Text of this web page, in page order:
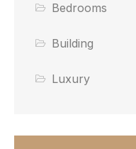
Bedrooms
Building
Luxury